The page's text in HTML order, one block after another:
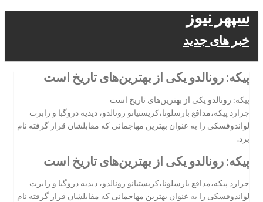
سپهر نیوز
خبر های جدید
پیکه: رونالدو یکی از بهترین‌های تاریخ است
پیکه: رونالدو یکی از بهترین‌های تاریخ است
جرارد پیکه،‌مدافع بارسلونا،‌کریستیانو رونالدو، دیدیه دروگبا و رابرت
لواندوفسکی را به عنوان بهترین مهاجمانی که مقابلشان قرار گرفته نام
برد.
پیکه: رونالدو یکی از بهترین‌های تاریخ است
جرارد پیکه،‌مدافع بارسلونا،‌کریستیانو رونالدو، دیدیه دروگبا و رابرت
لواندوفسکی را به عنوان بهترین مهاجمانی که مقابلشان قرار گرفته نام